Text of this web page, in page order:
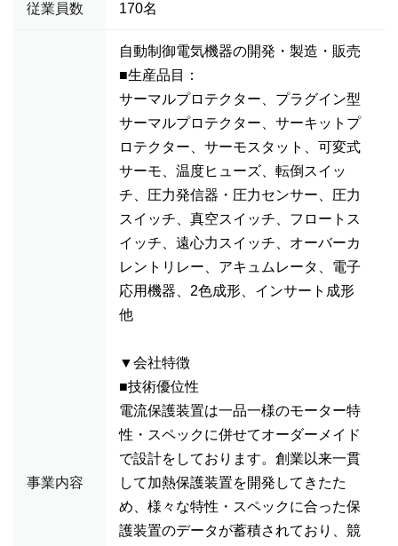
従業員数 170名
事業内容
自動制御電気機器の開発・製造・販売
■生産品目：
サーマルプロテクター、プラグイン型
サーマルプロテクター、サーキットプ
ロテクター、サーモスタット、可変式
サーモ、温度ヒューズ、転倒スイッ
チ、圧力発信器・圧力センサー、圧力
スイッチ、真空スイッチ、フロートス
イッチ、遠心力スイッチ、オーバーカ
レントリレー、アキュムレータ、電子
応用機器、2色成形、インサート成形
他
▼会社特徴
■技術優位性
電流保護装置は一品一様のモーター特
性・スペックに併せてオーダーメイド
で設計をしております。創業以来一貫
して加熱保護装置を開発してきたた
め、様々な特性・スペックに合った保
護装置のデータが蓄積されており、競